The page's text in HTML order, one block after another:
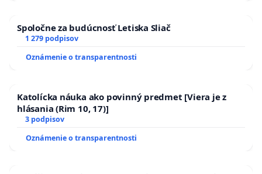
Spoločne za budúcnosť Letiska Sliač
1 279 podpisov
Oznámenie o transparentnosti
Katolícka náuka ako povinný predmet [Viera je z
hlásania (Rim 10, 17)]
3 podpisov
Oznámenie o transparentnosti